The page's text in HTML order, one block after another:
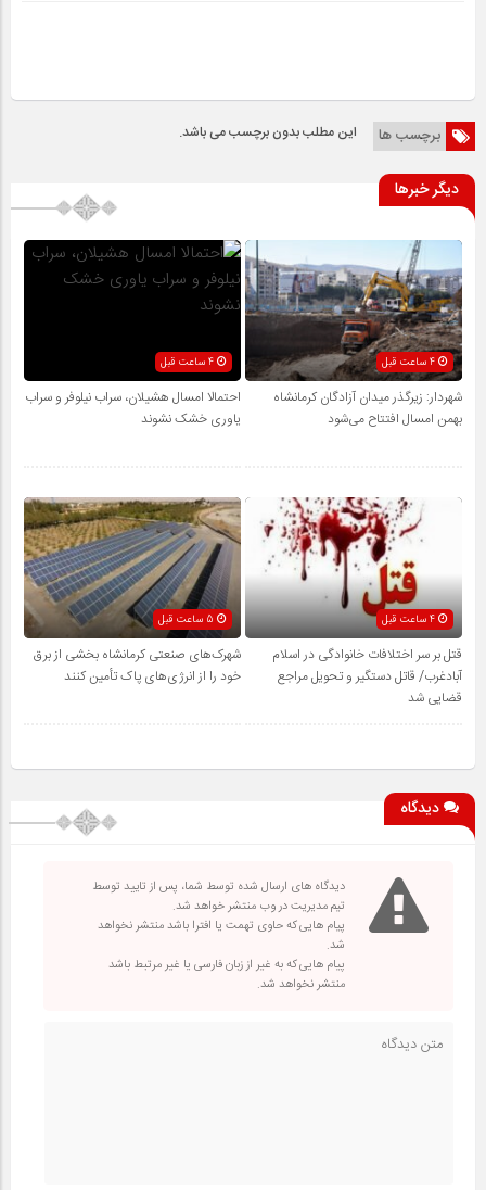
برچسب ها این مطلب بدون برچسب می باشد.
دیگر خبرها
4 ساعت قبل
شهردار: زیرگذر میدان آزادگان کرمانشاه
بهمن امسال افتتاح می‌شود
احتمالا امسال هشیلان، سراب نیلوفر و سراب
یاوری خشک نشوند
4 ساعت قبل
قتل بر سر اختلافات خانوادگی در اسلام
آبادغرب/ قاتل دستگیر و تحویل مراجع
قضایی شد
شهرک‌های صنعتی کرمانشاه بخشی از برق
خود را از انرژی‌های پاک تأمین کنند
دیدگاه
دیدگاه های ارسال شده توسط شما، پس از تایید توسط
تیم مدیریت در وب منتشر خواهد شد.
پیام هایی که حاوی تهمت یا افترا باشد منتشر نخواهد
شد.
پیام هایی که به غیر از زبان فارسی یا غیر مرتبط باشد
منتشر نخواهد شد.